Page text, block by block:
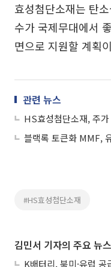
효성첨단소재는 탄
수가 국제무대에서
면으로 지원할 계획
관련 뉴스
블랙록 토큰화 MMF,
#HS효성첨단소재
김민서 기자의 주요 뉴스